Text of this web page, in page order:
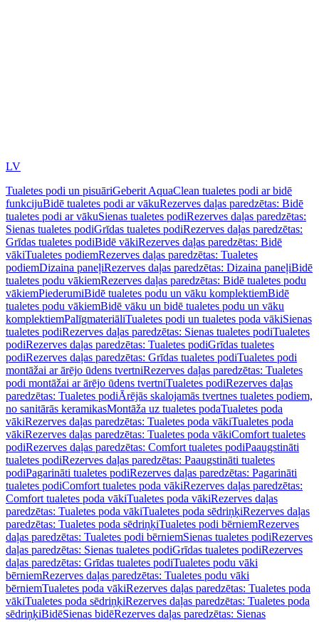
LV
Tualetes podi un pisuāriGeberit AquaClean tualetes podi ar bidē
funkcijuBidē tualetes podi ar vākuRezerves daļas paredzētas: Bidē
tualetes podi ar vākuSienas tualetes podiRezerves daļas paredzētas:
Sienas tualetes podiGrīdas tualetes podiRezerves daļas paredzētas:
Grīdas tualetes podiBidē vākiRezerves daļas paredzētas: Bidē
vākiTualetes podiemRezerves daļas paredzētas: Tualetes
podiemDizaina paneļiRezerves daļas paredzētas: Dizaina paneļiBidē
tualetes podu vākiemRezerves daļas paredzētas: Bidē tualetes podu
vākiemPiederumiBidē tualetes podu un vāku komplektiemBidē
tualetes podu vākiemBidē vāku un bidē tualetes podu un vāku
komplektiemPalīgmateriāliTualetes podi un tualetes poda vākiSienas
tualetes podiRezerves daļas paredzētas: Sienas tualetes podiTualetes
podiRezerves daļas paredzētas: Tualetes podiGrīdas tualetes
podiRezerves daļas paredzētas: Grīdas tualetes podiTualetes podi
montāžai ar ārējo ūdens tvertniRezerves daļas paredzētas: Tualetes
podi montāžai ar ārējo ūdens tvertniTualetes podiRezerves daļas
paredzētas: Tualetes podiĀrējās skalojamās tvertnes tualetes podiem,
no sanitārās keramikasMontāža uz tualetes podaTualetes poda
vākiRezerves daļas paredzētas: Tualetes poda vākiTualetes poda
vākiRezerves daļas paredzētas: Tualetes poda vākiComfort tualetes
podiRezerves daļas paredzētas: Comfort tualetes podiPaaugstināti
tualetes podiRezerves daļas paredzētas: Paaugstināti tualetes
podiPagarināti tualetes podiRezerves daļas paredzētas: Pagarināti
tualetes podiComfort tualetes poda vākiRezerves daļas paredzētas:
Comfort tualetes poda vākiTualetes poda vākiRezerves daļas
paredzētas: Tualetes poda vākiTualetes poda sēdriņķiRezerves daļas
paredzētas: Tualetes poda sēdriņķiTualetes podi bērniemRezerves
daļas paredzētas: Tualetes podi bērniemSienas tualetes podiRezerves
daļas paredzētas: Sienas tualetes podiGrīdas tualetes podiRezerves
daļas paredzētas: Grīdas tualetes podiTualetes podu vāki
bērniemRezerves daļas paredzētas: Tualetes podu vāki
bērniemTualetes poda vākiRezerves daļas paredzētas: Tualetes poda
vākiTualetes poda sēdriņķiRezerves daļas paredzētas: Tualetes poda
sēdriņķiBidēSienas bidēRezerves daļas paredzētas: Sienas